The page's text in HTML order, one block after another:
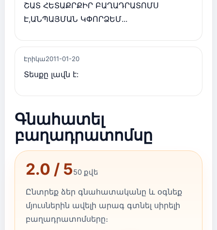
ՇԱՏ ՀԵՏԱՔՐՔԻՐ ԲԱՂԱԴՐԱՏՈՄՍ
Է,ԱՆՊԱՅՄԱՆ ԿՓՈՐՁԵՄ...
Էրիկա2011-01-20
Տեսքը լավն է:
Գնահատել
բաղադրատոմսը
2.0 / 550 քվե
Ընտրեք ձեր գնահատականը և օգնեք
մյուսներին ավելի արագ գտնել սիրելի
բաղադրատոմսերը։